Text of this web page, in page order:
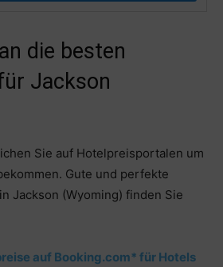
die besten
Jackson
Sie auf Hotelpreisportalen um
Gute und perfekte
Jackson (Wyoming) finden Sie
auf Booking.com* für Hotels